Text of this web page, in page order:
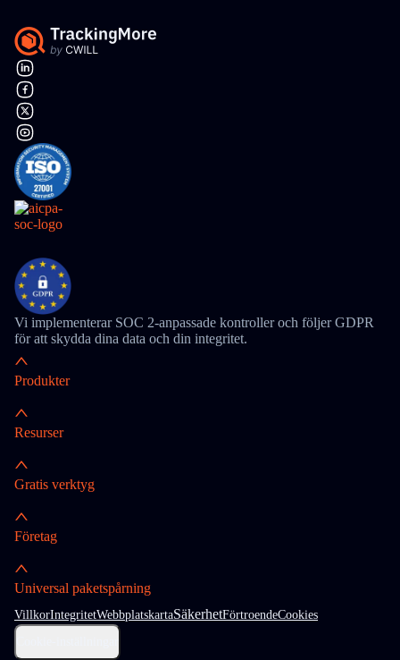
Vi implementerar SOC 2-anpassade kontroller och följer GDPR
för att skydda dina data och din integritet.
Produkter
Resurser
Gratis verktyg
Företag
Universal paketspårning
VillkorIntegritetWebbplatskartaSäkerhetFörtroendeCookies